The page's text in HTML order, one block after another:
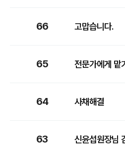
66 고맙습니다.
65 전문가에게 맡
64 사채해결
63 신윤섭원장님